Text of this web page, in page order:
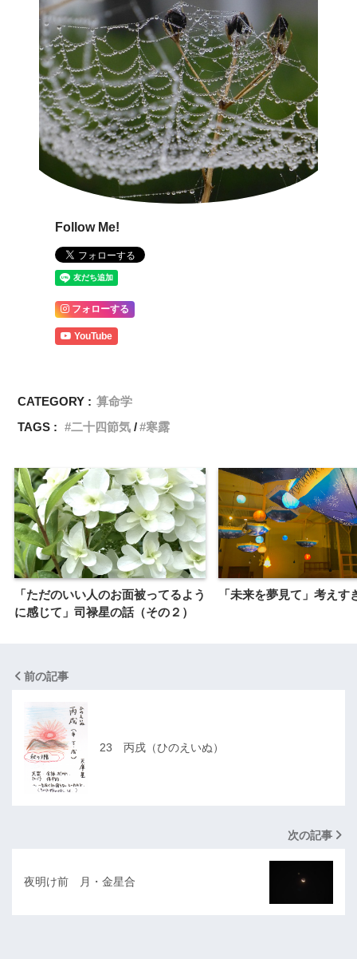
Follow Me!
フォローする
YouTube
CATEGORY : 算命学
TAGS :
二十四節気 寒露
「ただのいい人のお面被ってるよう
に感じて」司禄星の話（その２）
「未来を夢見て」考えす
前の記事
23 丙戌（ひのえいぬ）
次の記事
夜明け前 月・金星合